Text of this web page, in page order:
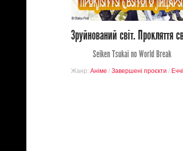
Seiken Tsukai no World Break
Жанр: Аніме /Завершені проєкти / Еччі